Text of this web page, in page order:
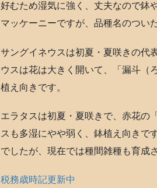
好むため湿気に強く、丈夫なので鉢
マッケーニーですが、品種名のつい
サングイネウスは初夏・夏咲きの代
ウスは花は大きく開いて、「漏斗（
植え向きです。
エラタスは初夏・夏咲きで、赤花の
スも多湿にやや弱く、鉢植え向きで
でしたが、現在では種間雑種も育成
税務歳時記更新中